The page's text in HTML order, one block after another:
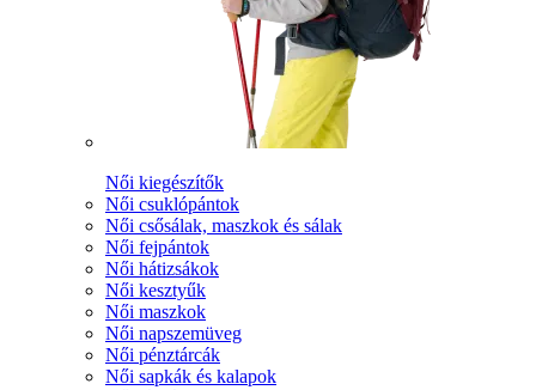
Női kiegészítők
Női csuklópántok
Női csősálak, maszkok és sálak
Női fejpántok
Női hátizsákok
Női kesztyűk
Női maszkok
Női napszemüveg
Női pénztárcák
Női sapkák és kalapok